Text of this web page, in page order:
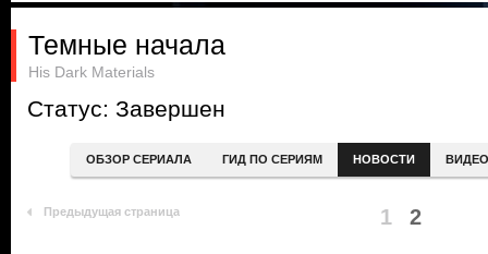
Темные начала
His Dark Materials
Статус: Завершен
ОБЗОР СЕРИАЛА ГИД ПО СЕРИЯМ НОВОСТИ ВИДЕО
Предыдущая страница 1 2